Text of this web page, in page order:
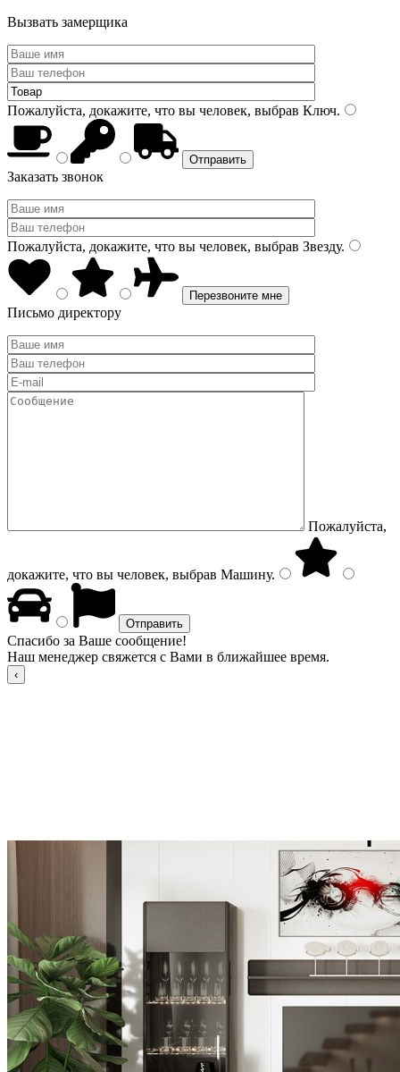
Вызвать замерщика
Пожалуйста, докажите, что вы человек, выбрав Ключ.
Заказать звонок
Пожалуйста, докажите, что вы человек, выбрав Звезду.
Письмо директору
Пожалуйста,
докажите, что вы человек, выбрав Машину.
Спасибо за Ваше сообщение!
Наш менеджер свяжется с Вами в ближайшее время.